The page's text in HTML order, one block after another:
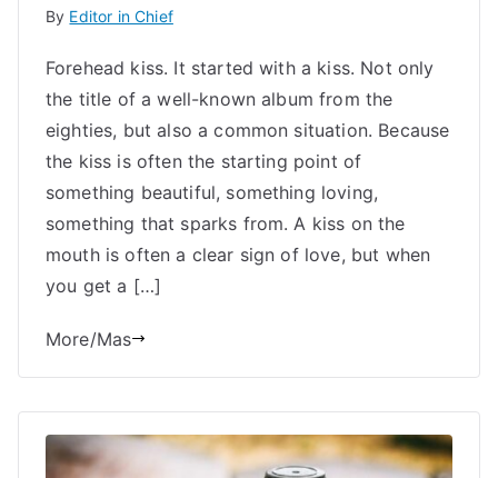
By Editor in Chief
Forehead kiss. It started with a kiss. Not only
the title of a well-known album from the
eighties, but also a common situation. Because
the kiss is often the starting point of
something beautiful, something loving,
something that sparks from. A kiss on the
mouth is often a clear sign of love, but when
you get a […]
More/Mas